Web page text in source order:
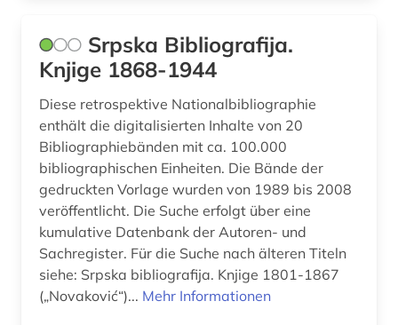
Srpska Bibliografija.
Knjige 1868-1944
Diese retrospektive Nationalbibliographie
enthält die digitalisierten Inhalte von 20
Bibliographiebänden mit ca. 100.000
bibliographischen Einheiten. Die Bände der
gedruckten Vorlage wurden von 1989 bis 2008
veröffentlicht. Die Suche erfolgt über eine
kumulative Datenbank der Autoren- und
Sachregister. Für die Suche nach älteren Titeln
siehe: Srpska bibliografija. Knjige 1801-1867
(„Novaković“)... Mehr Informationen